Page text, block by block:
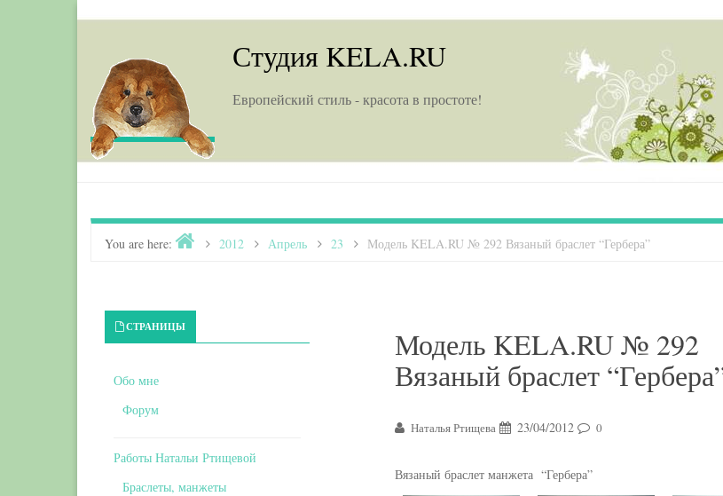
Студия KELA.RU
Европейский стиль - красота в простоте!
You are here: Home2012 Апрель 23 Модель KELA.RU № 292 Вязаный браслет “Гербера”
Модель KELA.RU № 292
Вязаный браслет
Наталья Ртищева 23/04/2012 0
Вязаный браслет манжета “Гербера”
Primary Sidebar
СТРАНИЦЫ
Обо мне
Форум
Работы Натальи Ртищевой
Браслеты, манжеты